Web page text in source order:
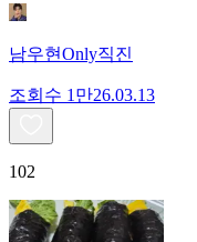
남우현Only직진
조회수 1만26.03.13
102